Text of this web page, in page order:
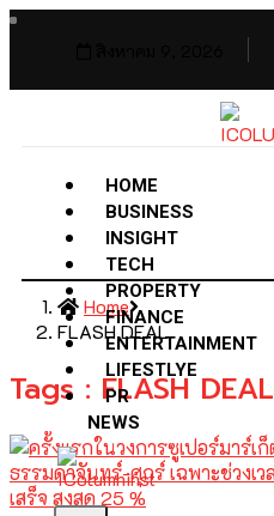
HOME
BUSINESS
INSIGHT
TECH
PROPERTY
FINANCE
ENTERTAINMENT
LIFESTLYE
PR
NEWS
Home
FLASH DEAL
Tags : FLASH DEAL